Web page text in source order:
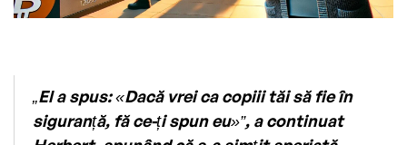
„El a spus: «Dacă vrei ca copiii tăi să fie în
siguranță, fă ce-ți spun eu»”, a continuat